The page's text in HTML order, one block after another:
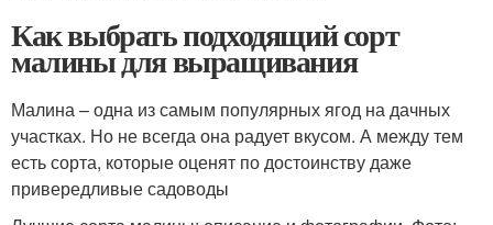
Как выбрать подходящий сорт
малины для выращивания
Малина – одна из самым популярных ягод на дачных
участках. Но не всегда она радует вкусом. А между тем
есть сорта, которые оценят по достоинству даже
привередливые садоводы